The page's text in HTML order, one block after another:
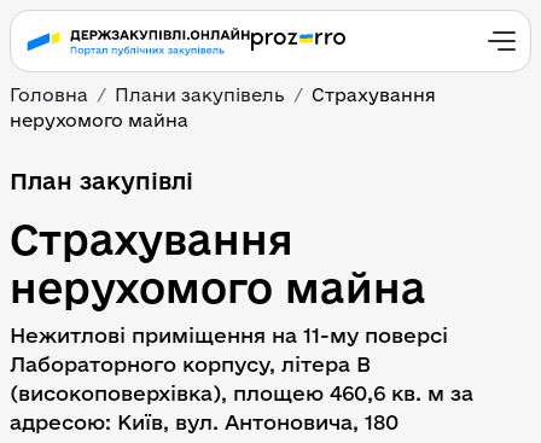
Головна Плани закупівель
Страхування
нерухомого майна
План закупівлі
Страхування
нерухомого майна
Нежитлові приміщення на 11-му поверсі
Лабораторного корпусу, літера В
(високоповерхівка), площею 460,6 кв. м за
адресою: Київ, вул. Антоновича, 180